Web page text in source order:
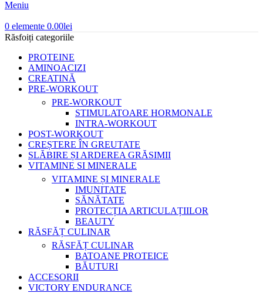
Meniu
0 elemente 0.00lei
Răsfoiți categoriile
PROTEINE
AMINOACIZI
CREATINĂ
PRE-WORKOUT
PRE-WORKOUT
STIMULATOARE HORMONALE
INTRA-WORKOUT
POST-WORKOUT
CREȘTERE ÎN GREUTATE
SLĂBIRE ȘI ARDEREA GRĂSIMII
VITAMINE SI MINERALE
VITAMINE ȘI MINERALE
IMUNITATE
SĂNĂTATE
PROTECȚIA ARTICULAȚIILOR
BEAUTY
RĂSFĂȚ CULINAR
RĂSFĂȚ CULINAR
BATOANE PROTEICE
BĂUTURI
ACCESORII
VICTORY ENDURANCE